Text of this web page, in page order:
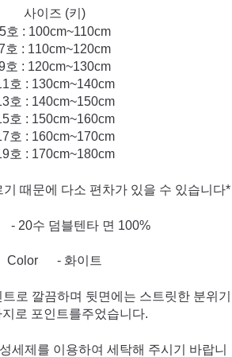
사이즈 (키)
5호 : 100cm~110cm
호 : 110cm~120cm
호 : 120cm~130cm
호 : 130cm~140cm
호 : 140cm~150cm
호 : 150cm~160cm
호 : 160cm~170cm
호 : 170cm~180cm
때문에 다소 편차가 있을 수 있습니다*
20수 덤블텐타 면 100%
Color - 화이트
로 깔끔하며 뒷면에는 스트릿한 분위기
지로 포인트를주었습니다.
세제를 이용하여 세탁해 주시기 바랍니